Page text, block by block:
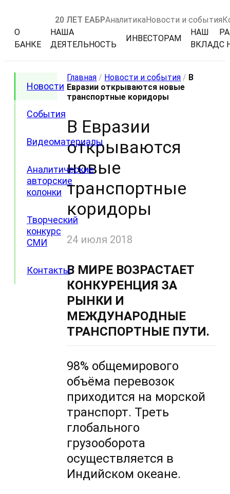
20 ЛЕТ ЕАБРАналитикаНовости и события
О
БАНКЕ
НАША
ДЕЯТЕЛЬНОСТЬ
ИНВЕСТОРАМ
НАШ
ВКЛАДС
Новости
События
Видеоматериалы
Аналитические
авторские
колонки
Творческий
конкурс
СМИ
Контакты
Главная / Новости и события / В
Евразии открываются новые
транспортные коридоры
В Евразии
открываются
новые
транспортные
коридоры
24 июля 2018
В МИРЕ ВОЗРАСТАЕТ
КОНКУРЕНЦИЯ ЗА
РЫНКИ И
МЕЖДУНАРОДНЫЕ
ТРАНСПОРТНЫЕ ПУТИ.
98% общемирового
объёма перевозок
приходится на морской
транспорт. Треть
глобального
грузооборота
осуществляется в
Индийском океане.